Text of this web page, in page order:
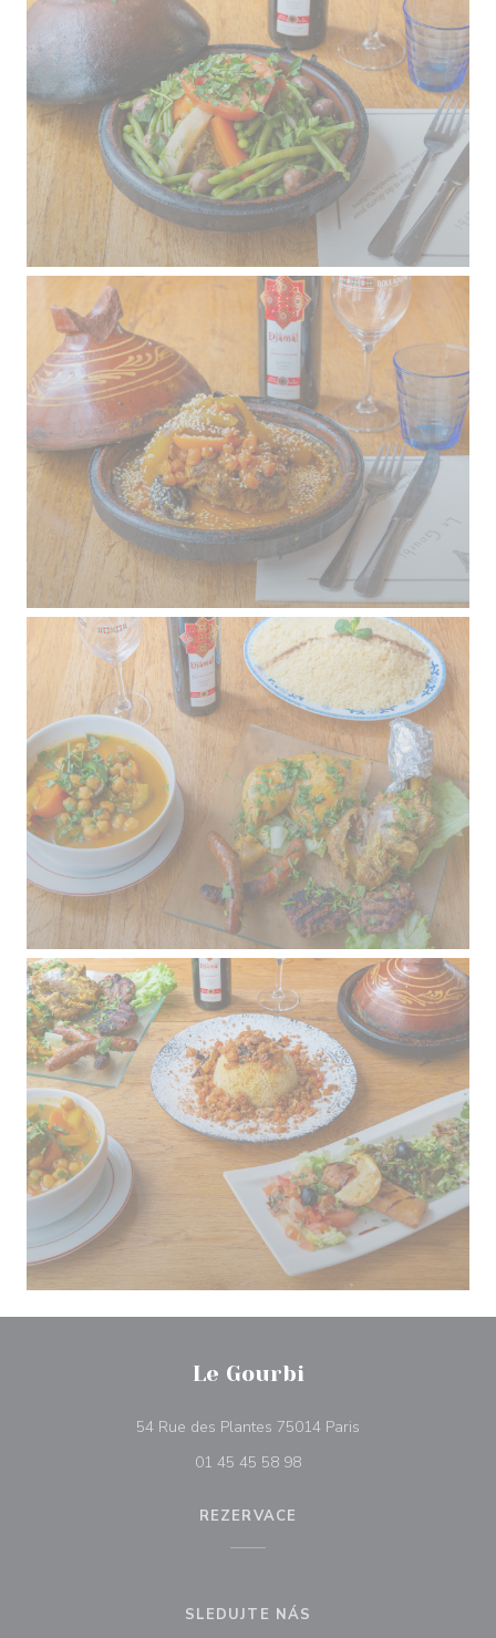
Le Gourbi
54 Rue des Plantes 75014 Paris
01 45 45 58 98
REZERVACE
SLEDUJTE NÁS